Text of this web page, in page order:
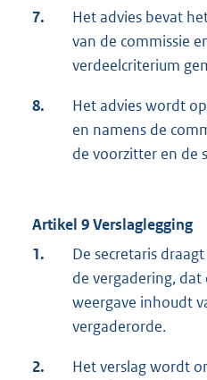
7.
Het advies bevat
van de commissie
verdeelcriterium
8.
Het advies wordt
en namens de
de voorzitter en de
Artikel 9 Verslaglegging
1.
De secretaris
de vergadering,
weergave inhoudt
vergaderorde.
2.
Het verslag wordt